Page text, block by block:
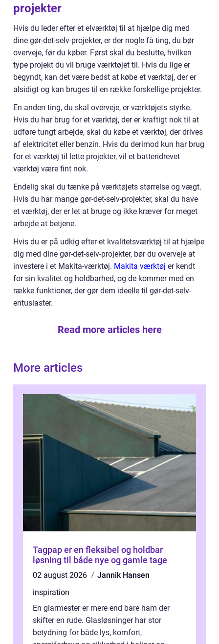
projekter
Hvis du leder efter et elværktøj til at hjælpe dig med
dine gør-det-selv-projekter, er der nogle få ting, du bør
overveje, før du køber. Først skal du beslutte, hvilken
type projekt du vil bruge værktøjet til. Hvis du lige er
begyndt, kan det være bedst at købe et værktøj, der er
alsidigt og kan bruges til en række forskellige projekter.
En anden ting, du skal overveje, er værktøjets styrke.
Hvis du har brug for et værktøj, der er kraftigt nok til at
udføre tungt arbejde, skal du købe et værktøj, der drives
af elektricitet eller benzin. Hvis du derimod kun har brug
for et værktøj til lette projekter, vil et batteridrevet
værktøj være fint nok.
Endelig skal du tænke på værktøjets størrelse og vægt.
Hvis du har mange gør-det-selv-projekter, skal du have
et værktøj, der er let at bruge og ikke kræver for meget
arbejde at betjene.
Hvis du er på udkig efter et kvalitetsværktøj til at hjælpe
dig med dine gør-det-selv-projekter, bør du overveje at
investere i et Makita-værktøj. Makita værktøj er kendt
for sin kvalitet og holdbarhed, og de kommer med en
række funktioner, der gør dem ideelle til gør-det-selv-
entusiaster.
Read more articles here
More articles
Tagpap er en fleksibel og holdbar
løsning til både nye og gamle tage
02 august 2026
Jannik Hansen
inspiration
En glarmester er mere end bare ham der
skifter en rude. Glasløsninger har stor
betydning for både lys, komfort,